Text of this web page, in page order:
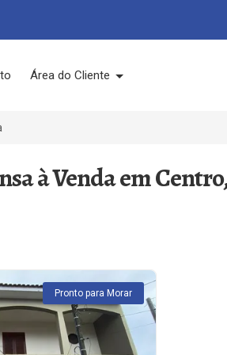
Área do Cliente
à Venda em
Pronto para Morar